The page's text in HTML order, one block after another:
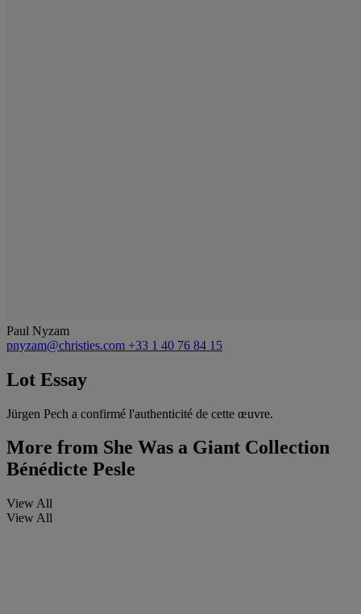
Paul Nyzam
pnyzam@christies.com +33 1 40 76 84 15
Lot Essay
Jürgen Pech a confirmé l'authenticité de cette œuvre.
More from She Was a Giant Collection
Bénédicte Pesle
View All
View All